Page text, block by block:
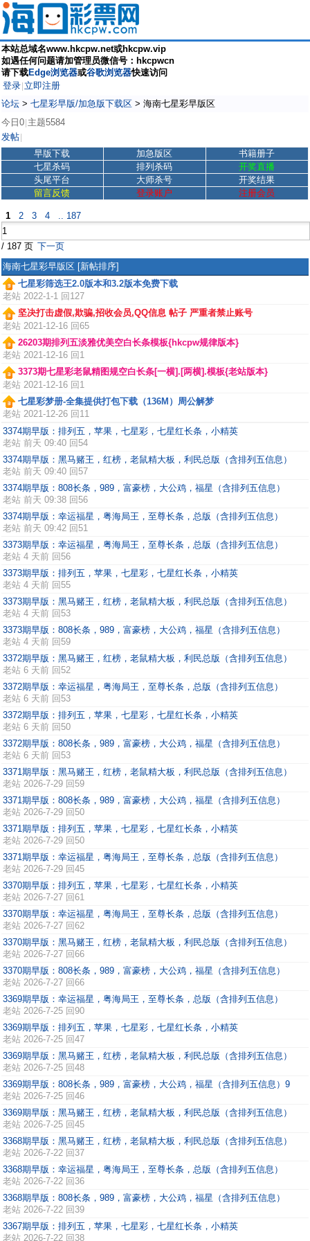
本站总域名www.hkcpw.net或hkcpw.vip
如遇任何问题请加管理员微信号：hkcpwcn
请下载Edge浏览器或谷歌浏览器快速访问
登录 立即注册
论坛 > 七星彩早版/加急版下载区 > 海南七星彩早版区
今日0 主题5584
发帖
早版下载 加急版区
书籍册子
七星杀码
排列杀码
开奖直播
头尾平台
大师杀号
开奖结果
留言反馈
登录账户 注册会员
1 2 3 4 .. 187
/ 187 页 下一页
海南七星彩早版区 [新帖排序]
七星彩筛选王2.0版本和3.2版本免费下载
老站 2022-1-1 回127
坚决打击虚假,欺骗,招收会员,QQ信息 帖子 严重者禁止账号
老站 2021-12-16 回65
26203期排列五淡雅优美空白长条模板{hkcpw规律版本}
老站 2021-12-16 回1
3373期七星彩老鼠精图规空白长条[一横].[两横].模板{老站版本}
老站 2021-12-16 回1
七星彩梦册-全集提供打包下载（136M）周公解梦
老站 2021-12-26 回11
3374期早版：排列五，苹果，七星彩，七星红长条，小精英
老站 前天 09:40 回54
3374期早版：黑马赌王，红榜，老鼠精大板，利民总版（含排列五信息）
老站 前天 09:40 回57
3374期早版：808长条，989，富豪榜，大公鸡，福星（含排列五信息）
老站 前天 09:38 回56
3374期早版：幸运福星，粤海局王，至尊长条，总版（含排列五信息）
老站 前天 09:42 回51
3373期早版：幸运福星，粤海局王，至尊长条，总版（含排列五信息）
老站 4 天前 回56
3373期早版：排列五，苹果，七星彩，七星红长条，小精英
老站 4 天前 回55
3373期早版：黑马赌王，红榜，老鼠精大板，利民总版（含排列五信息）
老站 4 天前 回53
3373期早版：808长条，989，富豪榜，大公鸡，福星（含排列五信息）
老站 4 天前 回59
3372期早版：黑马赌王，红榜，老鼠精大板，利民总版（含排列五信息）
老站 6 天前 回52
3372期早版：幸运福星，粤海局王，至尊长条，总版（含排列五信息）
老站 6 天前 回53
3372期早版：排列五，苹果，七星彩，七星红长条，小精英
老站 6 天前 回50
3372期早版：808长条，989，富豪榜，大公鸡，福星（含排列五信息）
老站 6 天前 回53
3371期早版：黑马赌王，红榜，老鼠精大板，利民总版（含排列五信息）
老站 2026-7-29 回59
3371期早版：808长条，989，富豪榜，大公鸡，福星（含排列五信息）
老站 2026-7-29 回50
3371期早版：排列五，苹果，七星彩，七星红长条，小精英
老站 2026-7-29 回50
3371期早版：幸运福星，粤海局王，至尊长条，总版（含排列五信息）
老站 2026-7-29 回45
3370期早版：排列五，苹果，七星彩，七星红长条，小精英
老站 2026-7-27 回61
3370期早版：幸运福星，粤海局王，至尊长条，总版（含排列五信息）
老站 2026-7-27 回62
3370期早版：黑马赌王，红榜，老鼠精大板，利民总版（含排列五信息）
老站 2026-7-27 回66
3370期早版：808长条，989，富豪榜，大公鸡，福星（含排列五信息）
老站 2026-7-27 回66
3369期早版：幸运福星，粤海局王，至尊长条，总版（含排列五信息）
老站 2026-7-25 回90
3369期早版：排列五，苹果，七星彩，七星红长条，小精英
老站 2026-7-25 回47
3369期早版：黑马赌王，红榜，老鼠精大板，利民总版（含排列五信息）
老站 2026-7-25 回48
3369期早版：808长条，989，富豪榜，大公鸡，福星（含排列五信息）9
老站 2026-7-25 回46
3369期早版：黑马赌王，红榜，老鼠精大板，利民总版（含排列五信息）
老站 2026-7-25 回45
3368期早版：黑马赌王，红榜，老鼠精大板，利民总版（含排列五信息）
老站 2026-7-22 回37
3368期早版：幸运福星，粤海局王，至尊长条，总版（含排列五信息）
老站 2026-7-22 回36
3368期早版：808长条，989，富豪榜，大公鸡，福星（含排列五信息）
老站 2026-7-22 回39
3367期早版：排列五，苹果，七星彩，七星红长条，小精英
老站 2026-7-22 回38